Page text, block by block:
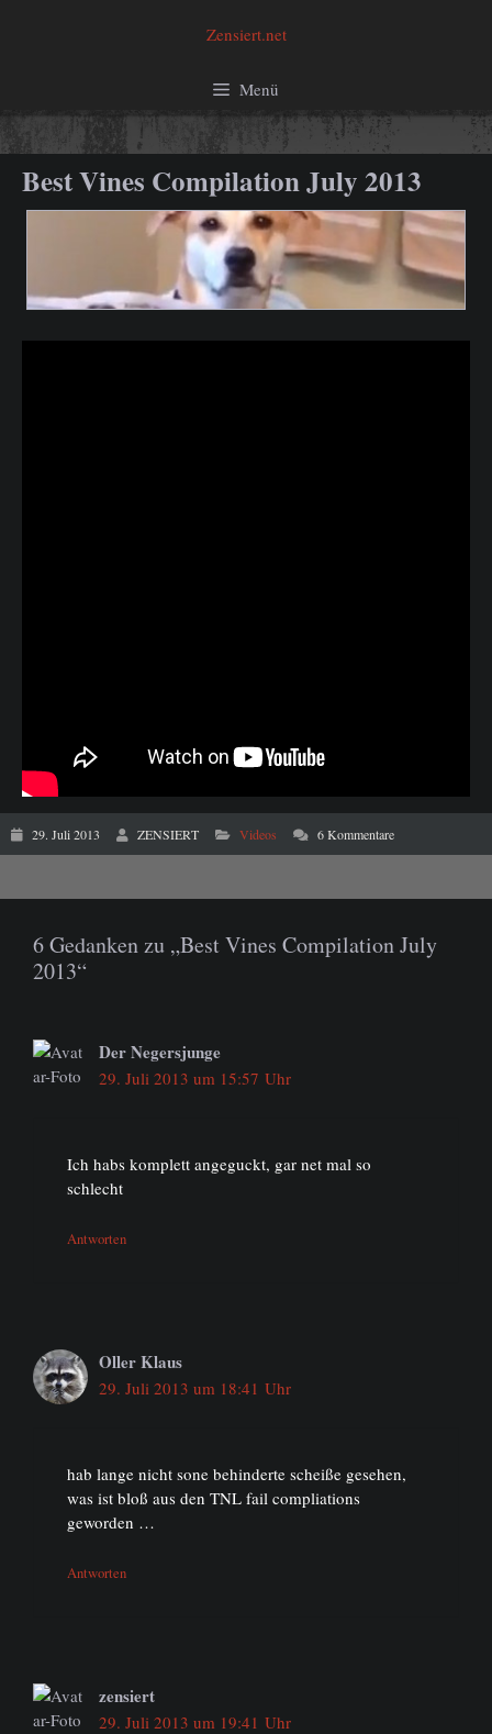
Zensiert.net
Menü
Best Vines Compilation July 2013
29. Juli 2013 ZENSIERT Videos 6 Kommentare
6 Gedanken zu „Best Vines Compilation July
2013“
Der Negersjunge
29. Juli 2013 um 15:57 Uhr
Ich habs komplett angeguckt, gar net mal so
schlecht
Antworten
Oller Klaus
29. Juli 2013 um 18:41 Uhr
hab lange nicht sone behinderte scheiße gesehen,
was ist bloß aus den TNL fail compliations
geworden …
Antworten
zensiert
29. Juli 2013 um 19:41 Uhr